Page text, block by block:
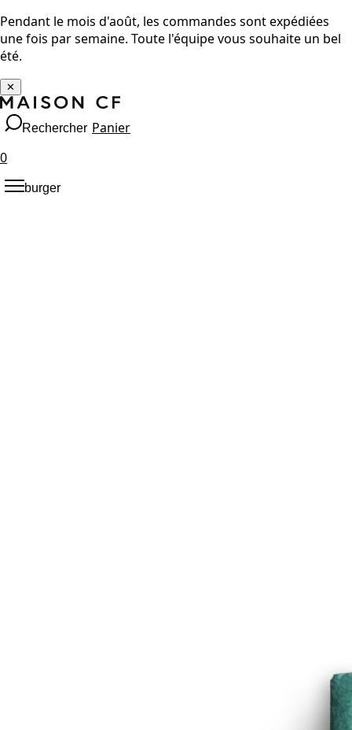
Pendant le mois d'août, les commandes sont expédiées
une fois par semaine. Toute l'équipe vous souhaite un bel
été.
✕
Rechercher Panier
0
burger